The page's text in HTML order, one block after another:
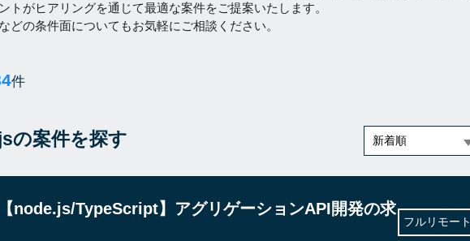
トがヒアリングを通じて最適な案件をご提案いたします。
どの条件面についてもお気軽にご相談ください。
件
の案件を探す
【node.js/TypeScript】アグリゲーションAPI開発の求
フルリモート